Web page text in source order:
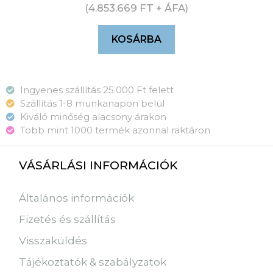
(4.853.669 FT + ÁFA)
KOSÁRBA
Ingyenes szállítás 25.000 Ft felett
Szállítás 1-8 munkanapon belül
Kiváló minőség alacsony árakon
Több mint 1000 termék azonnal raktáron
VÁSÁRLÁSI INFORMÁCIÓK
Általános információk
Fizetés és szállítás
Visszaküldés
Tájékoztatók & szabályzatok